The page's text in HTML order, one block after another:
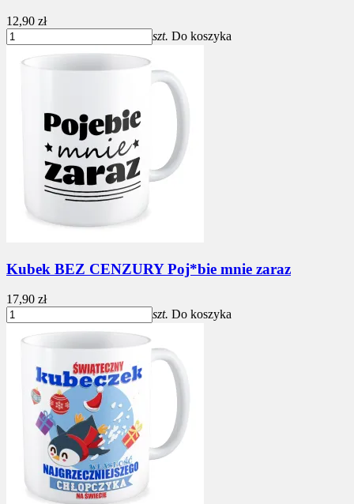
12,90 zł
szt. Do koszyka
Kubek BEZ CENZURY Poj*bie mnie zaraz
17,90 zł
szt. Do koszyka